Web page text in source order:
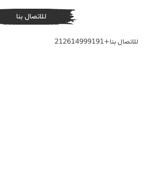
للاتصال بنا
للاتصال بنا+212614999191